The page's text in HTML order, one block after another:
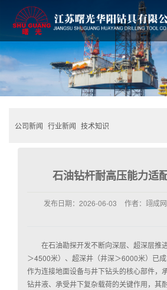
公司新闻 行业新闻 技术知识
石油钻杆耐高压能力适
发布日期： 2026-06-03 作者： 翊成
在石油勘探开发不断向深层、超深层推
＞4500米）、超深井（井深＞6000米）已成
作为连接地面设备与井下钻头的核心部件，
钻井液、承受井下复杂载荷的关键作用，其